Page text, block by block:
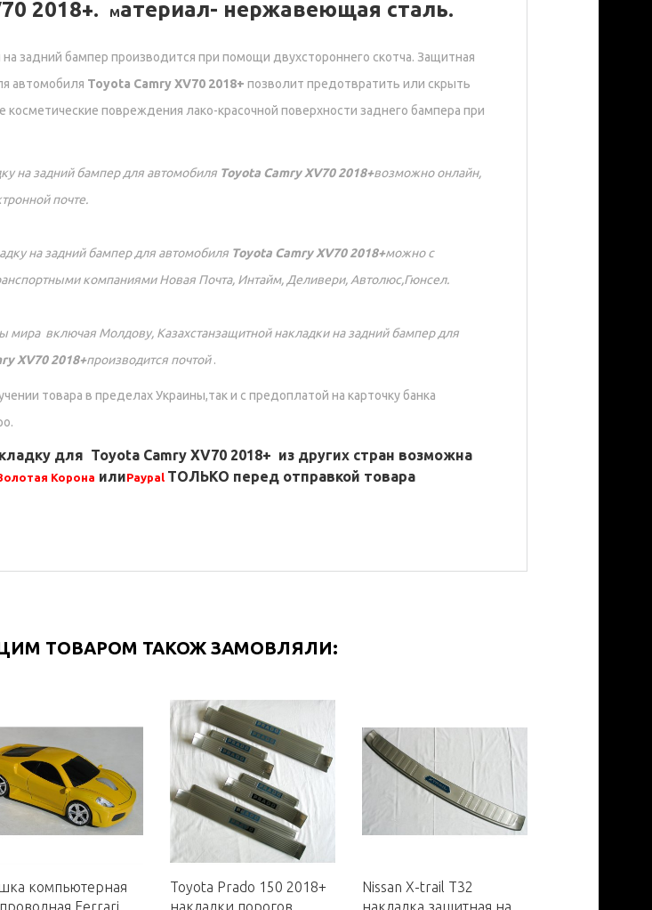
2018+.
Материал- нержавеющая сталь.
задний бампер производится при помощи двухстороннего скотча. Защитная
автомобиля Toyota Camry XV70 2018+ позволит предотвратить или скрыть
повреждения лако-красочной поверхности заднего бампера при
на задний бампер для автомобиля Toyota Camry XV70 2018+возможно онлайн,
почте.
на задний бампер для автомобиля Toyota Camry XV70 2018+можно с
компаниями Новая Почта, Интайм, Деливери, Автолюс,Гюнсел.
мира включая Молдову, Казахстанзащитной накладки на задний бампер для
XV70 2018+производится почтой.
товара в пределах Украины,так и с предоплатой на карточку банка
для Toyota Camry XV70 2018+ из других стран возможна
Корона илиPaypal ТОЛЬКО перед отправкой товара
ЦИМ ТОВАРОМ ТАКОЖ ЗАМОВЛЯЛИ:
компьютерная
Ferrari
Toyota Prado 150 2018+
накладки порогов
Nissan X-trail T32
накладка защитная на